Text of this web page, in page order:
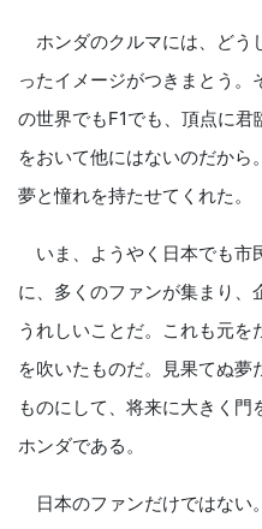
ホンダのクルマには、どう
ったイメージがつきまとう。
の世界でもF1でも、頂点に
をおいて他にはないのだか
夢と憧れを持たせてくれた。
いま、ようやく日本でも市
に、多くのファンが集まり、
うれしいことだ。これも元
を吹いたものだ。見果てぬ夢
ものにして、将来に大きく
ホンダである。
日本のファンだけではない